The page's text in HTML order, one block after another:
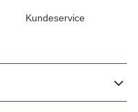
Kundeservice